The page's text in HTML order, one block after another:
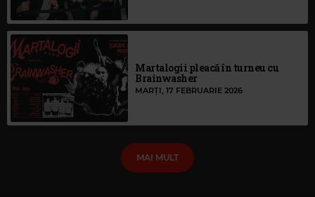
Martalogii pleacă în turneu cu
Brainwasher
MARȚI, 17 FEBRUARIE 2026
MAI MULT